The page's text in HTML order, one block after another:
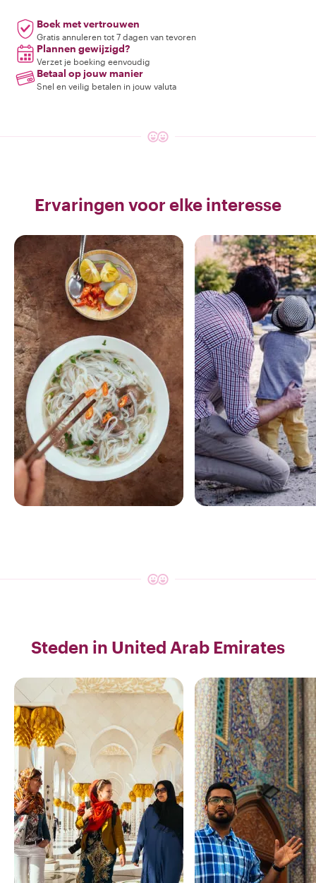
Boek met vertrouwen
Gratis annuleren tot 7 dagen van tevoren
Plannen gewijzigd?
Verzet je boeking eenvoudig
Betaal op jouw manier
Snel en veilig betalen in jouw valuta
Ervaringen voor elke interesse
Steden in United Arab Emirates